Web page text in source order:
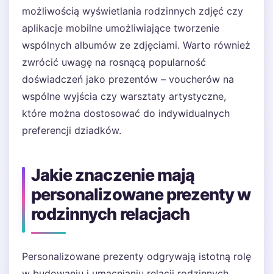
możliwością wyświetlania rodzinnych zdjęć czy
aplikacje mobilne umożliwiające tworzenie
wspólnych albumów ze zdjęciami. Warto również
zwrócić uwagę na rosnącą popularność
doświadczeń jako prezentów – voucherów na
wspólne wyjścia czy warsztaty artystyczne,
które można dostosować do indywidualnych
preferencji dziadków.
Jakie znaczenie mają
personalizowane prezenty w
rodzinnych relacjach
Personalizowane prezenty odgrywają istotną rolę